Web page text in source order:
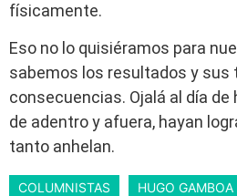
físicamente.
Eso no lo quisiéramos para
sabemos los resultados y sus
consecuencias. Ojalá al día de
de adentro y afuera, hayan
tanto anhelan.
COLUMNISTAS HUGO GAMBOA